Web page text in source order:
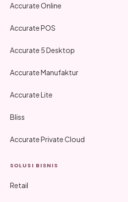
Accurate Online
Accurate POS
Accurate 5 Desktop
Accurate Manufaktur
Accurate Lite
Bliss
Accurate Private Cloud
SOLUSI BISNIS
Retail